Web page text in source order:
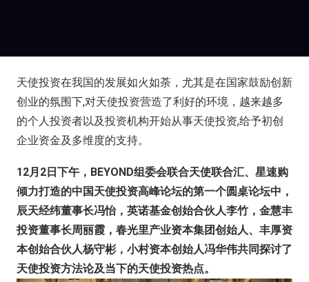
天使投资在我国的发展如火如荼，尤其是在国家鼓励创新
创业的氛围下,对天使投资营造了利好的环境，越来越多
的个人投资者以及投资机构开始从事天使投资,给予初创
企业资金及多维度的支持。
12月2日下午，BEYOND组委会联合天使联合汇、星速购
倾力打造的中国天使投资高峰论坛的第一个圆桌论坛中，
辰天经纬董事长冯怡，英诺基金创始合伙人李竹，金慧丰
投资董事长周丽霞，春光里产业资本集团创始人、丰厚资
本创始合伙人杨守彬，小村资本创始人冯华伟共同探讨了
天使投资方法论及当下的天使投资热点。